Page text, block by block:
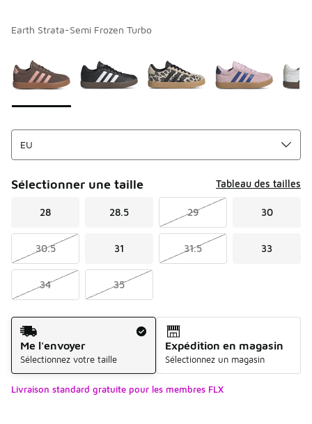
Earth Strata-Semi Frozen Turbo
Sélectionner une taille Tableau des tailles
28 28.5 29 30
30.5 31 31.5 33
34 35
Mode d'expédition
Me l'envoyer
Sélectionnez votre taille
Expédition en magasin
Sélectionnez un magasin
Livraison standard gratuite pour les membres FLX